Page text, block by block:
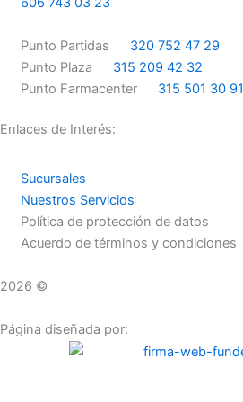
o
k
r
a
m
Punto Partidas
320 752 47 29
Punto Plaza
315 209 42 32
Punto Farmacenter
315 501 30 91
Enlaces de Interés:
Sucursales
Nuestros Servicios
Política de protección de datos
Acuerdo de términos y condiciones
2026 ©
Página diseñada por: